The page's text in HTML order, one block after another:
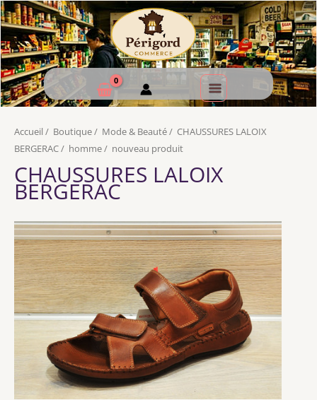
Accueil / Boutique/ Mode & Beauté/ CHAUSSURES LALOIX
BERGERAC/ homme/ nouveau produit
CHAUSSURES LALOIX
BERGERAC